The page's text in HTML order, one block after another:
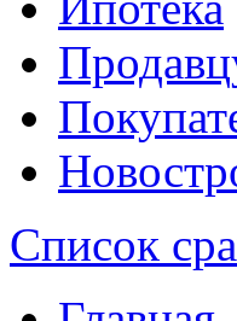
Список